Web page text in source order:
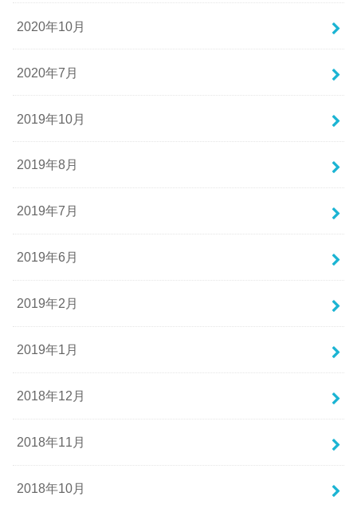
2020年10月
2020年7月
2019年10月
2019年8月
2019年7月
2019年6月
2019年2月
2019年1月
2018年12月
2018年11月
2018年10月